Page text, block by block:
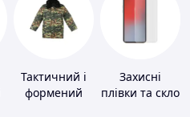
Тактичний і
формений
Захисні
плівки та скло